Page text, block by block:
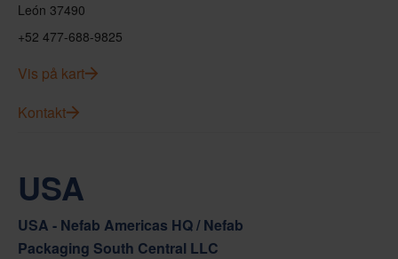
León 37490
+52 477-688-9825
Vis på kart
Kontakt
USA
USA - Nefab Americas HQ / Nefab
Packaging South Central LLC